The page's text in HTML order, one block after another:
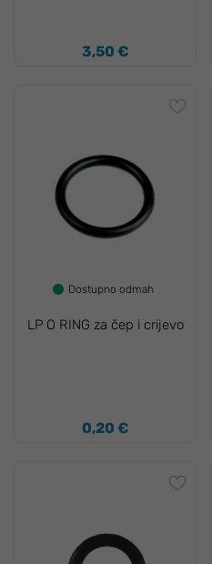
3,50 €
Dostupno odmah
LP O RING za čep i crijevo
0,20 €